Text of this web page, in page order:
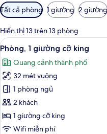
Bộ
lọc
có
thể
dùng
để
lọc
tìm
phòng
Tất cả phòng 1 giường 2 giường
Hiển thị 13 trên 13 phòng
Xem
tất
cả
ảnh
Phòng,
1
giường
cỡ
9
Phòng, 1 giường cỡ king
Quang cảnh thành phố
32 mét vuông
1 phòng ngủ
2 khách
1 giường cỡ king
Wifi miễn phí